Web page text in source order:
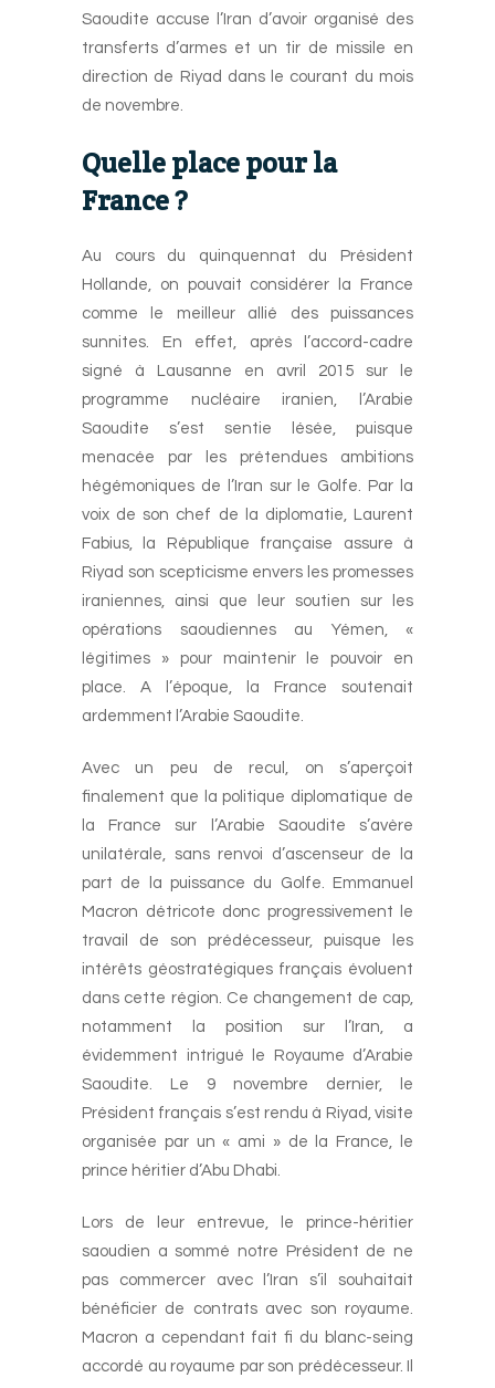
Saoudite accuse l’Iran d’avoir organisé des
transferts d’armes et un tir de missile en
direction de Riyad dans le courant du mois
de novembre.
Quelle place pour la
France ?
Au cours du quinquennat du Président
Hollande, on pouvait considérer la France
comme le meilleur allié des puissances
sunnites. En effet, après l’accord-cadre
signé à Lausanne en avril 2015 sur le
programme nucléaire iranien, l’Arabie
Saoudite s’est sentie lésée, puisque
menacée par les prétendues ambitions
hégémoniques de l’Iran sur le Golfe. Par la
voix de son chef de la diplomatie, Laurent
Fabius, la République française assure à
Riyad son scepticisme envers les promesses
iraniennes, ainsi que leur soutien sur les
opérations saoudiennes au Yémen, «
légitimes » pour maintenir le pouvoir en
place. A l’époque, la France soutenait
ardemment l’Arabie Saoudite.
Avec un peu de recul, on s’aperçoit
finalement que la politique diplomatique de
la France sur l’Arabie Saoudite s’avère
unilatérale, sans renvoi d’ascenseur de la
part de la puissance du Golfe. Emmanuel
Macron détricote donc progressivement le
travail de son prédécesseur, puisque les
intérêts géostratégiques français évoluent
dans cette région. Ce changement de cap,
notamment la position sur l’Iran, a
évidemment intrigué le Royaume d’Arabie
Saoudite. Le 9 novembre dernier, le
Président français s’est rendu à Riyad, visite
organisée par un « ami » de la France, le
prince héritier d’Abu Dhabi.
Lors de leur entrevue, le prince-héritier
saoudien a sommé notre Président de ne
pas commercer avec l’Iran s’il souhaitait
bénéficier de contrats avec son royaume.
Macron a cependant fait fi du blanc-seing
accordé au royaume par son prédécesseur. Il